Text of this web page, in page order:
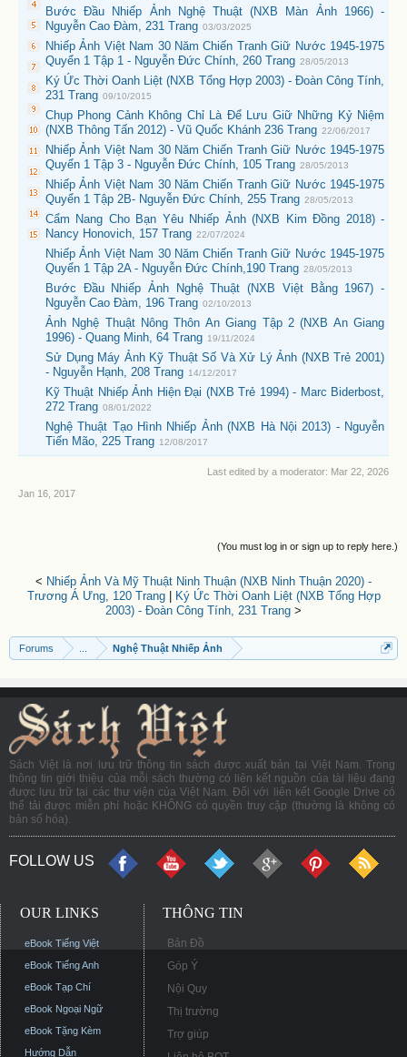
Bước Đầu Nhiếp Ảnh Nghệ Thuật (NXB Màn Ảnh 1966) -
Nguyễn Cao Đàm, 231 Trang 03/03/2025
Nhiếp Ảnh Việt Nam 30 Năm Chiến Tranh Giữ Nước 1945-1975
Quyển 1 Tập 1 - Nguyễn Đức Chính, 260 Trang 28/05/2013
Ký Ức Thời Oanh Liệt (NXB Tổng Hợp 2003) - Đoàn Công Tính,
231 Trang 09/10/2015
Chụp Phong Cảnh Không Chỉ Là Để Lưu Giữ Những Kỷ Niệm
(NXB Thông Tấn 2012) - Vũ Quốc Khánh 236 Trang 22/06/2017
Nhiếp Ảnh Việt Nam 30 Năm Chiến Tranh Giữ Nước 1945-1975
Quyển 1 Tập 3 - Nguyễn Đức Chính, 105 Trang 28/05/2013
Nhiếp Ảnh Việt Nam 30 Năm Chiến Tranh Giữ Nước 1945-1975
Quyển 1 Tập 2B- Nguyễn Đức Chính, 255 Trang 28/05/2013
Cẩm Nang Cho Bạn Yêu Nhiếp Ảnh (NXB Kim Đồng 2018) -
Nancy Honovich, 157 Trang 22/07/2024
Nhiếp Ảnh Việt Nam 30 Năm Chiến Tranh Giữ Nước 1945-1975
Quyển 1 Tập 2A - Nguyễn Đức Chính,190 Trang 28/05/2013
Bước Đầu Nhiếp Ảnh Nghệ Thuật (NXB Việt Bằng 1967) -
Nguyễn Cao Đàm, 196 Trang 02/10/2013
Ảnh Nghệ Thuật Nông Thôn An Giang Tập 2 (NXB An Giang
1996) - Quang Minh, 64 Trang 19/11/2024
Sử Dụng Máy Ảnh Kỹ Thuật Số Và Xử Lý Ảnh (NXB Trẻ 2001)
- Nguyễn Hạnh, 208 Trang 14/12/2017
Kỹ Thuật Nhiếp Ảnh Hiện Đại (NXB Trẻ 1994) - Marc Biderbost,
272 Trang 08/01/2022
Nghệ Thuật Tạo Hình Nhiếp Ảnh (NXB Hà Nội 2013) - Nguyễn
Tiến Mão, 225 Trang 12/08/2017
Last edited by a moderator: Mar 22, 2026
Jan 16, 2017
(You must log in or sign up to reply here.)
< Nhiếp Ảnh Và Mỹ Thuật Ninh Thuận (NXB Ninh Thuận 2020) -
Trương Á Ưng, 120 Trang|
Ký Ức Thời Oanh Liệt (NXB Tổng Hợp
2003) - Đoàn Công Tính, 231 Trang >
Forums Nghệ Thuật Nhiếp Ảnh
Sách Việt là nơi lưu trữ thông tin sách được xuất bản tại Việt Nam. Trong
thông tin giới thiệu của mỗi sách thường có liên kết nguồn của tài liệu đang
được lưu trữ tại các thư viện của Việt Nam. Đối với liên kết Google Drive có
thể tải được miễn phí hoặc KHÔNG có quyền truy cập (thường là không có
bản số hóa).
FOLLOW US
OUR LINKS
eBook Tiếng Việt
eBook Tiếng Anh
eBook Tạp Chí
eBook Ngoại Ngữ
eBook Tặng Kèm
Hướng Dẫn
THÔNG TIN
Bản Đồ
Góp Ý
Nội Quy
Thị trường
Trợ giúp